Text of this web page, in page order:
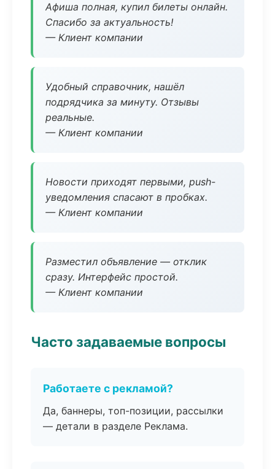
Афиша полная, купил билеты онлайн.
Спасибо за актуальность!
— Клиент компании
Удобный справочник, нашёл
подрядчика за минуту. Отзывы
реальные.
— Клиент компании
Новости приходят первыми, push-
уведомления спасают в пробках.
— Клиент компании
Разместил объявление — отклик
сразу. Интерфейс простой.
— Клиент компании
Часто задаваемые вопросы
Работаете с рекламой?
Да, баннеры, топ-позиции, рассылки
— детали в разделе Реклама.